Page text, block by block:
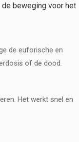
beweging voor het
de euforische en
of de dood.
Het werkt snel en